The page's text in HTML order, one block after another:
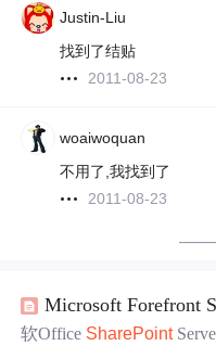
Justin-Liu
找到了结贴
2011-08-23
woaiwoquan
不用了,我找到了
2011-08-23
——
Microsoft Forefront
软Office SharePoint